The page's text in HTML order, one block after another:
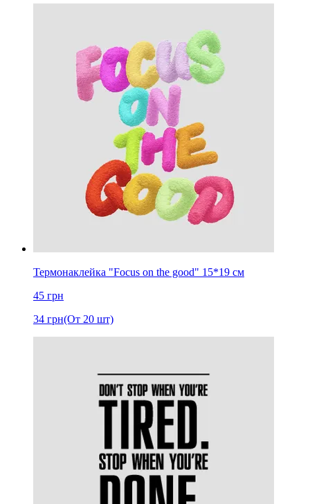
Термонаклейка "Focus on the good" 15*19 см
45 грн
34 грн(От 20 шт)